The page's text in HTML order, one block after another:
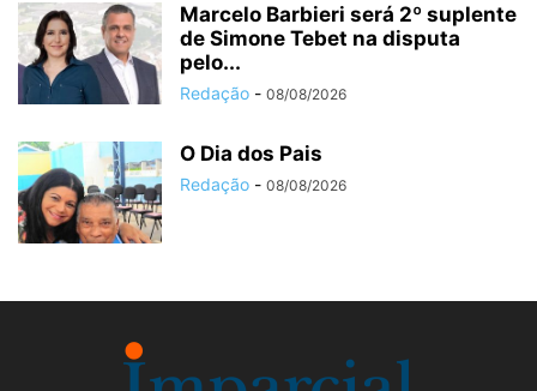
Marcelo Barbieri será 2º suplente
de Simone Tebet na disputa
pelo...
Redação - 08/08/2026
O Dia dos Pais
Redação - 08/08/2026